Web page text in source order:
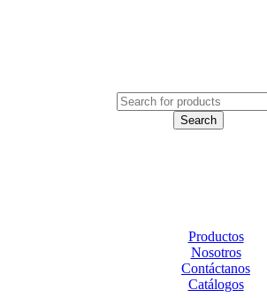
Productos
Nosotros
Contáctanos
Catálogos